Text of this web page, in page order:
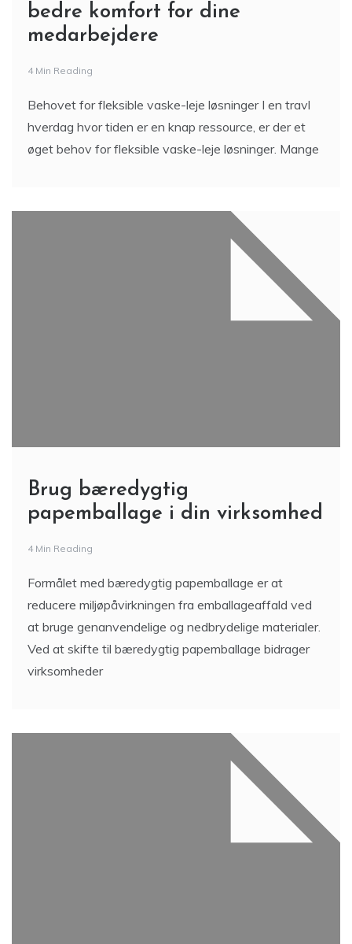
bedre komfort for dine
medarbejdere
4 Min Reading
Behovet for fleksible vaske-leje løsninger I en travl
hverdag hvor tiden er en knap ressource, er der et
øget behov for fleksible vaske-leje løsninger. Mange
Brug bæredygtig
papemballage i din virksomhed
4 Min Reading
Formålet med bæredygtig papemballage er at
reducere miljøpåvirkningen fra emballageaffald ved
at bruge genanvendelige og nedbrydelige materialer.
Ved at skifte til bæredygtig papemballage bidrager
virksomheder